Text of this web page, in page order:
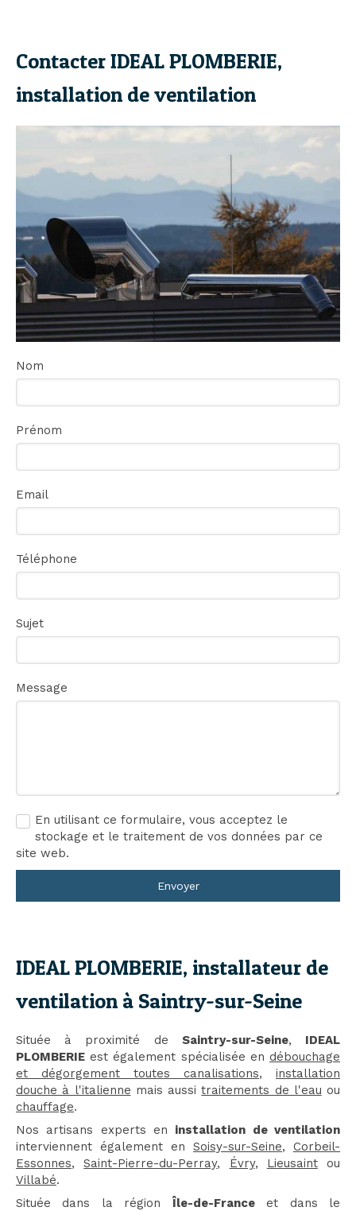
Contacter IDEAL PLOMBERIE,
installation de ventilation
Nom
Prénom
Email
Téléphone
Sujet
Message
En utilisant ce formulaire, vous acceptez le
stockage et le traitement de vos données par ce
site web.
Envoyer
IDEAL PLOMBERIE, installateur de
ventilation à Saintry-sur-Seine
Située à proximité de Saintry-sur-Seine, IDEAL
PLOMBERIE est également spécialisée en débouchage
et dégorgement toutes canalisations, installation
douche à l'italienne mais aussitraitements de l'eau ou
chauffage.
Nos artisans experts en installation de ventilation
interviennent également en Soisy-sur-Seine, Corbeil-
Essonnes,Saint-Pierre-du-Perray, Évry, Lieusaintou
Villabé.
Située dans la régionÎle-de-Franceet dans le